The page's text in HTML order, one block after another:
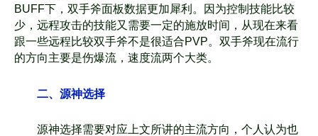
BUFF下，双手斧面板数据更加犀利。因 为控制技能比较
少，远程攻击的技能又需要一定的施放时间，从现在来看
跟一些远程比较双手斧不是很适合PVP。双手斧现在流行
的方向主要是伤爆流，速度流两个大类。
二、源神选择
源神选择需要对应上文所讲的主流方向，个人认为也